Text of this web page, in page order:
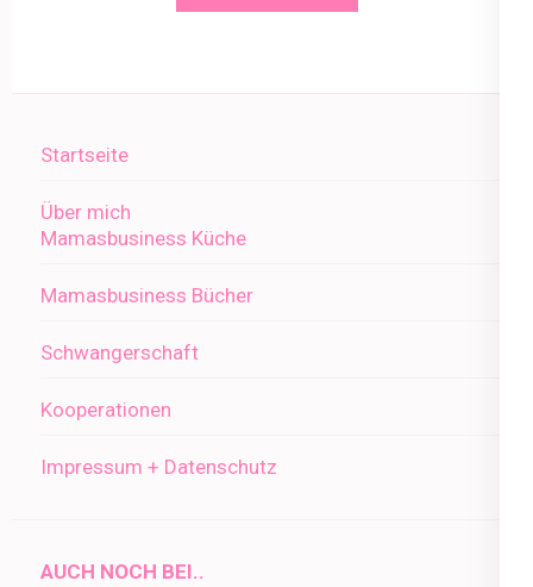
Startseite
Über mich
Mamasbusiness Küche
Mamasbusiness Bücher
Schwangerschaft
Kooperationen
Impressum + Datenschutz
AUCH NOCH BEI..